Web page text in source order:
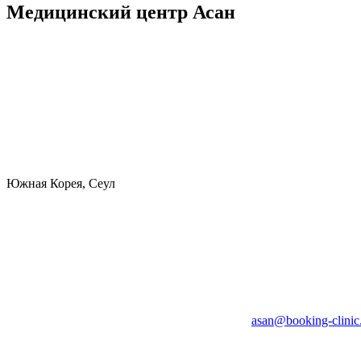
Медицинский центр Асан
Южная Корея, Сеул
asan@booking-